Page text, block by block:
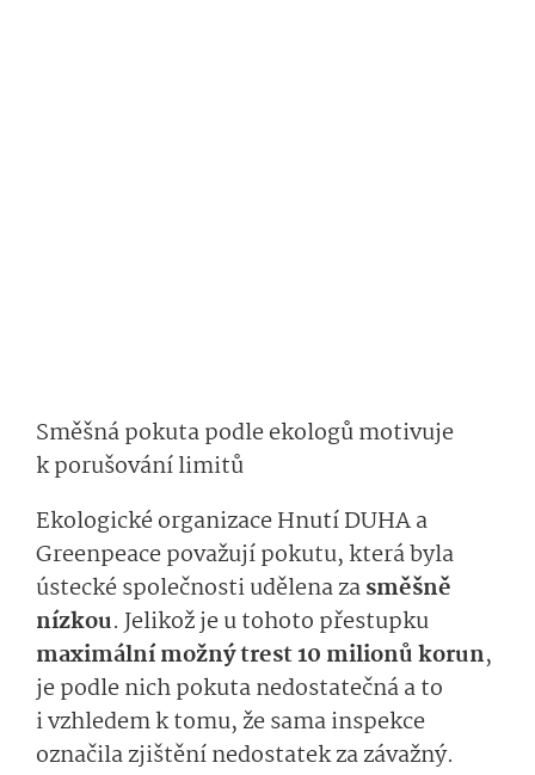
Směšná pokuta podle ekologů motivuje
k porušování limitů
Ekologické organizace Hnutí DUHA a
Greenpeace považují pokutu, která byla
ústecké společnosti udělena zasměšně
nízkou. Jelikož je u tohoto přestupku
maximální možný trest 10 milionů korun,
je podle nich pokuta nedostatečná a to
i vzhledem k tomu, že sama inspekce
označila zjištění nedostatek za závažný.